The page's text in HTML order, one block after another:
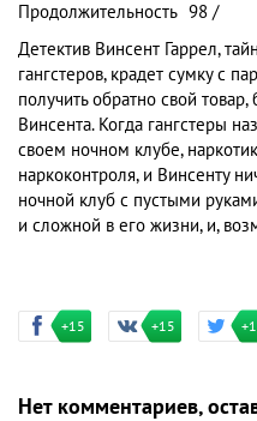
Продолжительность 98 /
Детектив Винсент Гаррел,
гангстеров, крадет сумку с
получить обратно свой
Винсента. Когда гангстеры
своем ночном клубе,
наркоконтроля, и Винсенту
ночной клуб с пустыми
и сложной в его жизни, и,
+15 +15
Нет комментариев,